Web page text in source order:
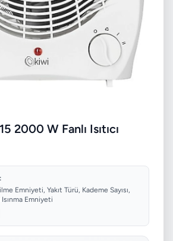
2000 W Fanlı Isıtıcı
Emniyeti, Yakıt Türü, Kademe Sayısı,
Isınma Emniyeti